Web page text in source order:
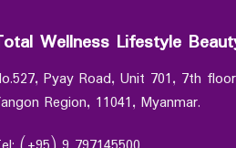
Wellness Lifestyle
Pyay Road, Unit 701, 7th
Region, 11041, Myanmar.